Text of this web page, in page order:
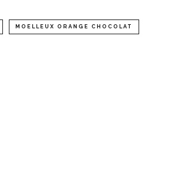
MOELLEUX ORANGE CHOCOLAT